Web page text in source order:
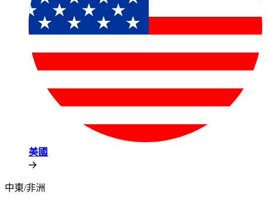
美國​​
中東/非洲​​